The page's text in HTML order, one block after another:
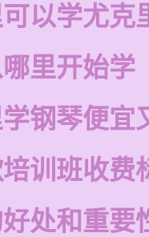
以学尤克
里开始学
钢琴便宜
训班收费
处和重要